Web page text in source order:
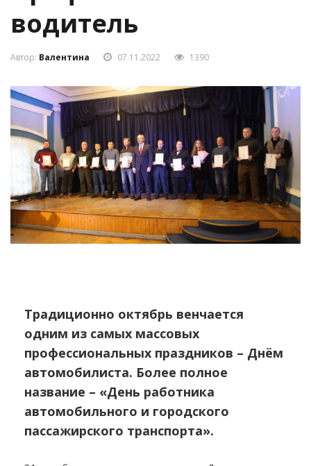
Автор:Валентина 07.11.2022
профессиональных праздников – Днём
автомобилиста. Более полное
название – «День работника
автомобильного и городского
пассажирского транспорта».
31 октября в волховском городском Дворце